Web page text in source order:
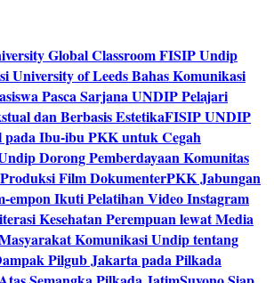
Global Classroom FISIP Undip
University of Leeds Bahas Komunikasi
Pasca Sarjana UNDIP Pelajari
dan Berbasis EstetikaFISIP UNDIP
Ibu-ibu PKK untuk Cegah
Dorong Pemberdayaan Komunitas
Film DokumenterPKK Jabungan
empon Ikuti Pelatihan Video Instagram
Kesehatan Perempuan lewat Media
Komunikasi Undip tentang
Pilgub Jakarta pada Pilkada